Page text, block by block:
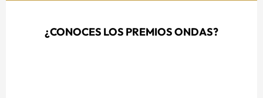
¿CONOCES LOS PREMIOS ONDAS?